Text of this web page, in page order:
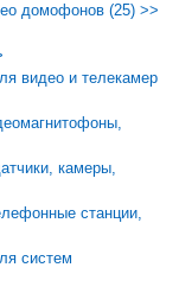
домофонов (25) >>
видео и телекамер
камеры,
станции,
систем